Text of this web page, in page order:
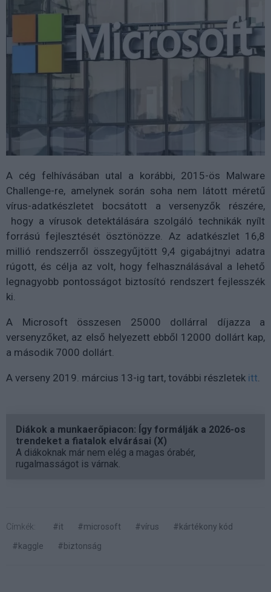
A cég felhívásában utal a korábbi, 2015-ös Malware
Challenge-re, amelynek során soha nem látott méretű
vírus-adatkészletet bocsátott a versenyzők részére,
hogy a vírusok detektálására szolgáló technikák nyílt
forrású fejlesztését ösztönözze. Az adatkészlet 16,8
millió rendszerről összegyűjtött 9,4 gigabájtnyi adatra
rúgott, és célja az volt, hogy felhasználásával a lehető
legnagyobb pontosságot biztosító rendszert fejlesszék
ki.
A Microsoft összesen 25000 dollárral díjazza a
versenyzőket, az első helyezett ebből 12000 dollárt kap,
a második 7000 dollárt.
A verseny 2019. március 13-ig tart, további részletek itt.
Diákok a munkaerőpiacon: Így formálják a 2026-os
trendeket a fiatalok elvárásai (X)
A diákoknak már nem elég a magas órabér,
rugalmasságot is várnak.
Címkék: #it #microsoft #vírus
#kártékony kód
#kaggle
#biztonság